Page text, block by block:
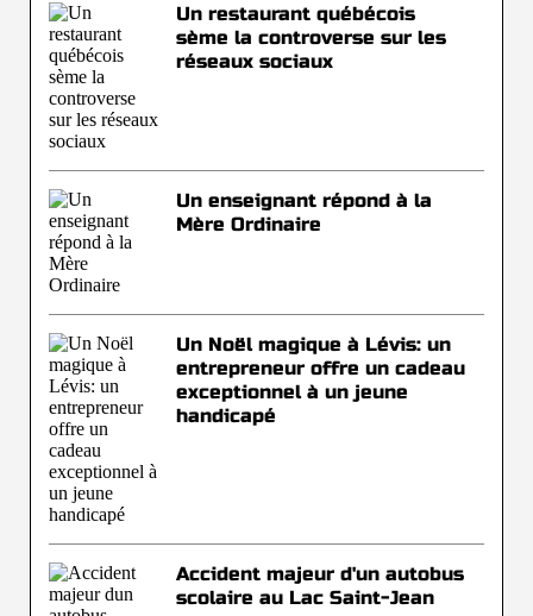
Un restaurant québécois
sème la controverse sur les
réseaux sociaux
Un enseignant répond à la
Mère Ordinaire
Un Noël magique à Lévis: un
entrepreneur offre un cadeau
exceptionnel à un jeune
handicapé
Accident majeur d'un autobus
scolaire au Lac Saint-Jean